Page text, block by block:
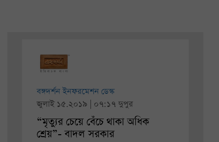
বঙ্গদর্শন ইনফরমেশন ডেস্ক
জুলাই ১৫.২০১৯ | ০৭:১৭ দুপুর
“মৃত্যুর চেয়ে বেঁচে থাকা অধিক
শ্রেয়”- বাদল সরকার